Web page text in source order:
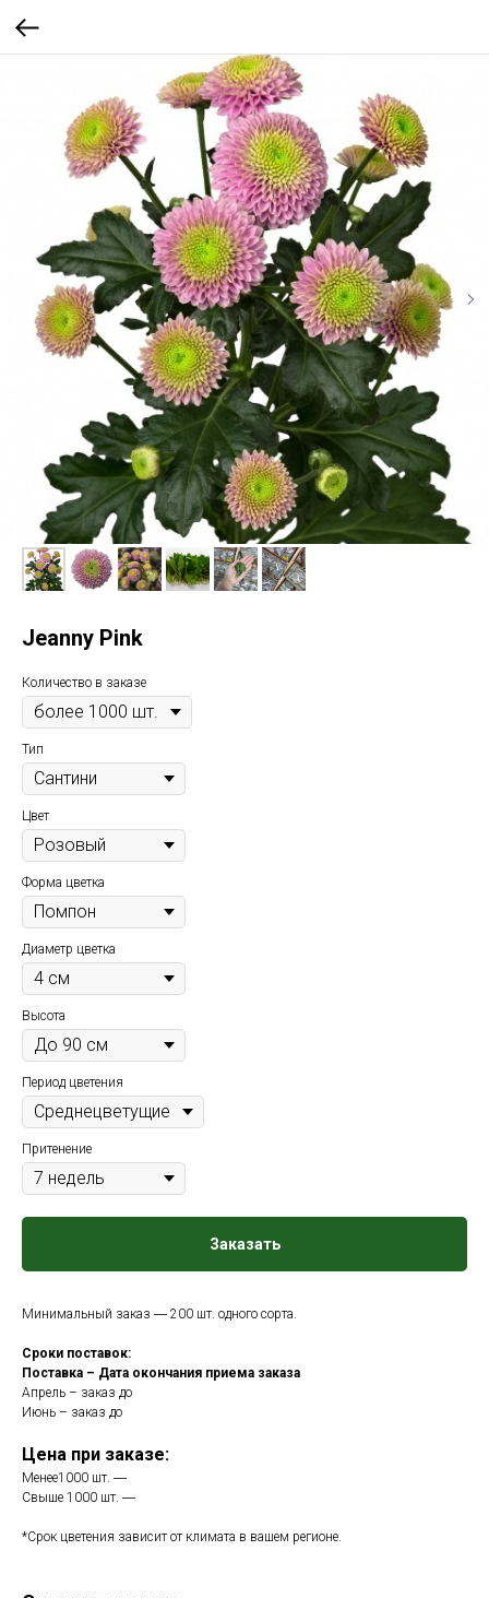
Jeanny Pink
Количество в заказе
Тип
Цвет
Форма цветка
Диаметр цветка
Высота
Период цветения
Притенение
Заказать
Минимальный заказ ― 200 шт. одного сорта.
Сроки поставок:
Поставка – Дата окончания приема заказа
Апрель – заказ до
Июнь – заказ до
Цена при заказе:
Менее1000 шт. ―
Свыше 1000 шт. ―
*Срок цветения зависит от климата в вашем регионе.